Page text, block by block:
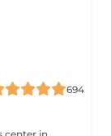
694